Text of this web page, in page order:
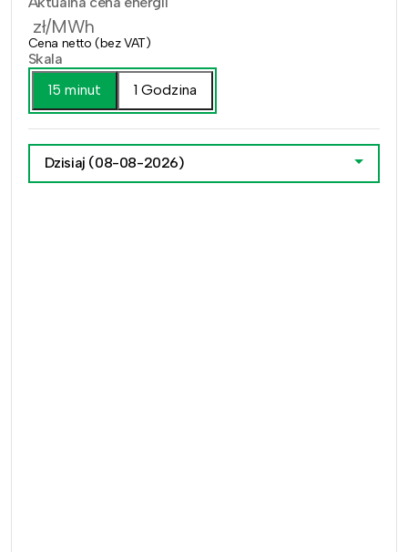
zł/MWh
Cena netto (bez VAT)
Skala
15 minut
1 Godzina
Dzisiaj (08-08-2026)